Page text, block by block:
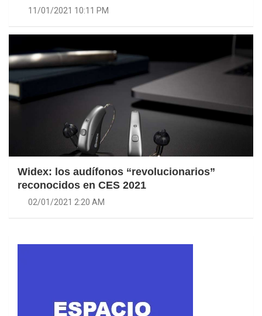
11/01/2021 10:11 PM
Widex: los audífonos “revolucionarios”
reconocidos en CES 2021
02/01/2021 2:20 AM